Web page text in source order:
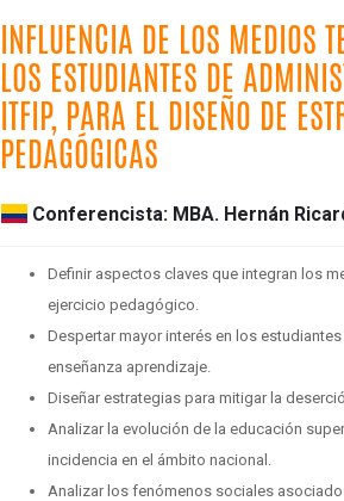
INFLUENCIA DE LOS MEDIOS
LOS ESTUDIANTES DE
ITFIP, PARA EL DISEÑO DE
PEDAGÓGICAS
Conferencista: MBA. Hernán
Definir aspectos claves que integran los
ejercicio pedagógico.
Despertar mayor interés en los
enseñanza aprendizaje.
Diseñar estrategias para mitigar la
Analizar la evolución de la educación
incidencia en el ámbito nacional.
Analizar los fenómenos sociales